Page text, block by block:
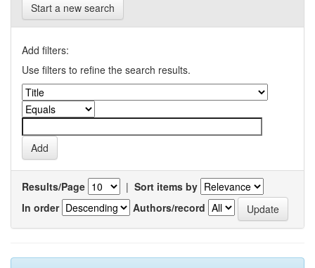
Start a new search
Add filters:
Use filters to refine the search results.
Results/Page | Sort items by
In order
Authors/record